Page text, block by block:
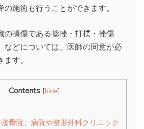
施術も行うことができます。
の損傷である捻挫・打撲・挫傷
などについては、医師の同意が必
す。
Contents [hide]
骨院、病院や整形外科クリニック